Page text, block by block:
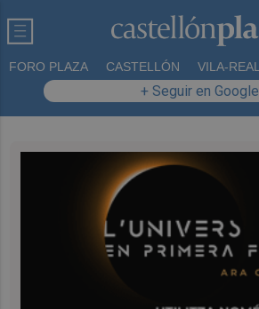
FORO PLAZA CASTELLÓN VILA-REAL
+ Seguir en Google